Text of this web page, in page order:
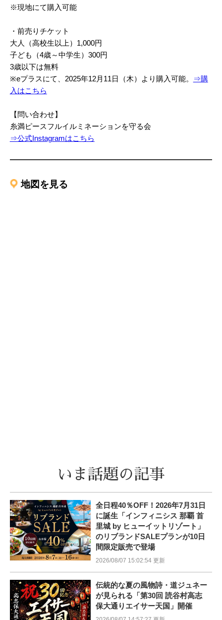
※現地にて購入可能
・前売りチケット
大人（高校生以上）1,000円
子ども（4歳～中学生）300円
3歳以下は無料
※eプラスにて、2025年12月11日（木）より購入可能。
⇒購
入はこちら
【問い合わせ】
糸満ピースフルイルミネーションを守る会
⇒公式Instagramはこちら
地図を見る
いま話題の記事
全日程40％OFF！2026年7月31日
に誕生「インフィニシス 那覇 首
里城 by ヒューイットリゾート」
のリブランドSALEプランが10日
間限定販売で登場
2026/08/07 15:02:54 更新
伝統的な夏の風物詩・道ジュネー
が見られる「第30回 読谷村高志
保大通りエイサー天国」開催